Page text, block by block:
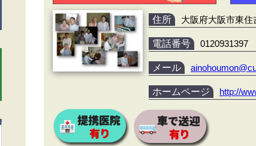
住所 大阪府大阪市東住
電話番号 0120931397
メール
ホームページ http://